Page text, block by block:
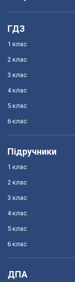
ГДЗ
1 клас
2 клас
3 клас
4 клас
5 клас
6 клас
Підручники
1 клас
2 клас
3 клас
4 клас
5 клас
6 клас
ДПА